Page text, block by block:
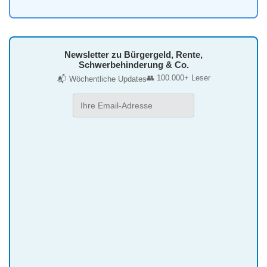
Newsletter zu Bürgergeld, Rente,
Schwerbehinderung & Co.
📬 Wöchentliche Updates👥 100.000+ Leser